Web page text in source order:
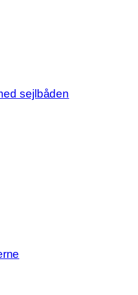
sejlbåden